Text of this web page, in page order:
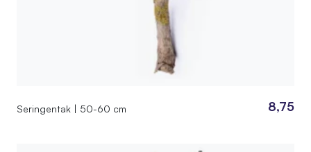
Seringentak | 50-60 cm 8,75